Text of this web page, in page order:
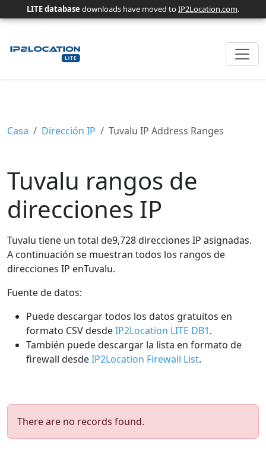
LITE database downloads have moved toIP2Location.com.
Casa Dirección IP Tuvalu IP Address Ranges
Tuvalu rangos de
direcciones IP
Tuvalu tiene un total de9,728 direcciones IP asignadas.
A continuación se muestran todos los rangos de
direcciones IP enTuvalu.
Fuente de datos:
Puede descargar todos los datos gratuitos en
formato CSV desdeIP2Location LITE DB1.
También puede descargar la lista en formato de
firewall desdeIP2Location Firewall List.
There are no records found.